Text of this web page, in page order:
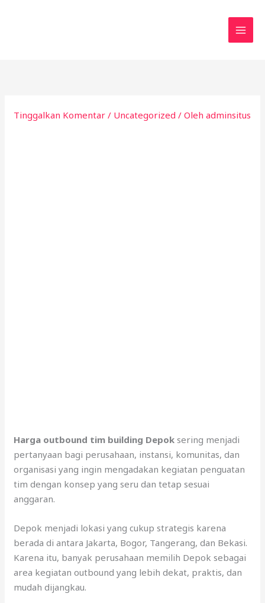
Tinggalkan Komentar / Uncategorized / Olehadminsitus
Harga outbound tim building Depok sering menjadi
pertanyaan bagi perusahaan, instansi, komunitas, dan
organisasi yang ingin mengadakan kegiatan penguatan
tim dengan konsep yang seru dan tetap sesuai
anggaran.
Depok menjadi lokasi yang cukup strategis karena
berada di antara Jakarta, Bogor, Tangerang, dan Bekasi.
Karena itu, banyak perusahaan memilih Depok sebagai
area kegiatan outbound yang lebih dekat, praktis, dan
mudah dijangkau.